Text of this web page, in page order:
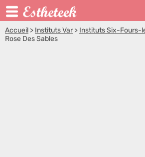
Accueil > Instituts Var > Instituts Six-Fours-
Rose Des Sables